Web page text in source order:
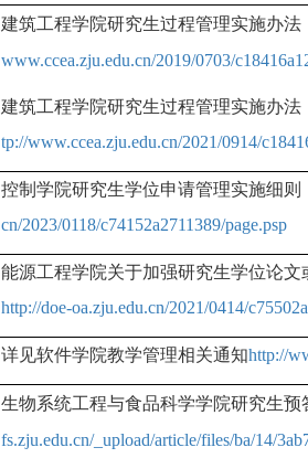
建筑工程学院研究生过程管理实施办法
www.ccea.zju.edu.cn/2019/0703/
建筑工程学院研究生过程管理实施办法
tp://www.ccea.zju.edu.cn/2021/0914/
控制学院研究生学位申请管理实施细则
cn/2023/0118/c74152a2711389/page.psp
能源工程学院关于加强研究生学位论文
http://doe-oa.zju.edu.cn/2021/0414/
详见软件学院教学管理相关通知http://
生物系统工程与食品科学学院研究生预
fs.zju.edu.cn/_upload/article/files/ba/14/